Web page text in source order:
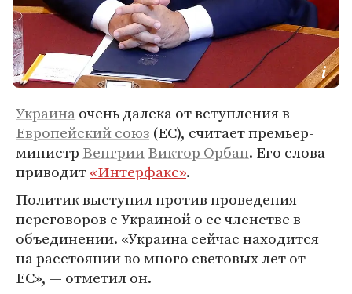
Украинаочень далека от вступления в
Европейский союз (ЕС), считает премьер-
министр ВенгрииВиктор Орбан. Его слова
приводит«Интерфакс».
Политик выступил против проведения
переговоров с Украиной о ее членстве в
объединении. «Украина сейчас находится
на расстоянии во много световых лет от
ЕС», — отметил он.